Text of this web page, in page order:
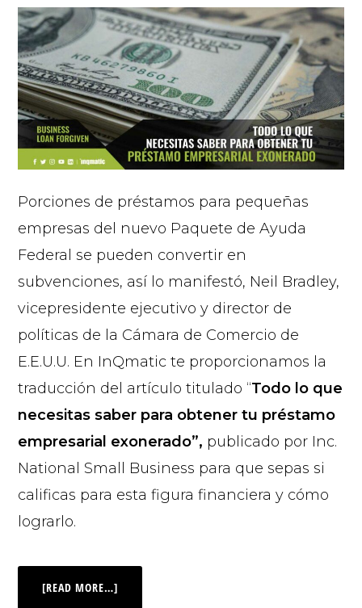
Porciones de préstamos para pequeñas
empresas del nuevo Paquete de Ayuda
Federal se pueden convertir en
subvenciones, así lo manifestó, Neil Bradley,
vicepresidente ejecutivo y director de
políticas de la Cámara de Comercio de
E.E.U.U. En InQmatic te proporcionamos la
traducción del artículo titulado “Todo lo que
necesitas saber para obtener tu préstamo
empresarial exonerado”, publicado por Inc.
National Small Business para que sepas si
calificas para esta figura financiera y cómo
lograrlo.
[READ MORE…]